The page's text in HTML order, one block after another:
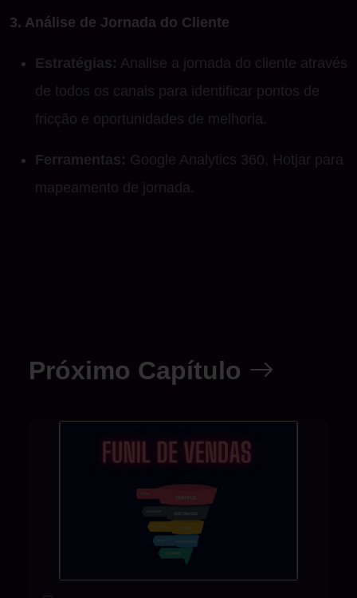
3. Análise de Jornada do Cliente
Estratégias: Analise a jornada do cliente através
de todos os canais para identificar pontos de
fricção e oportunidades de melhoria.
Ferramentas: Google Analytics 360, Hotjar para
mapeamento de jornada.
Próximo Capítulo